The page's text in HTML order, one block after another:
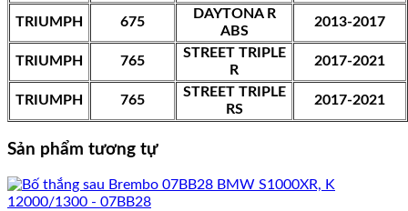
TRIUMPH 675
DAYTONA R
ABS
2013-2017
TRIUMPH 765
STREET TRIPLE
R
2017-2021
TRIUMPH 765
STREET TRIPLE
RS
2017-2021
Sản phẩm tương tự